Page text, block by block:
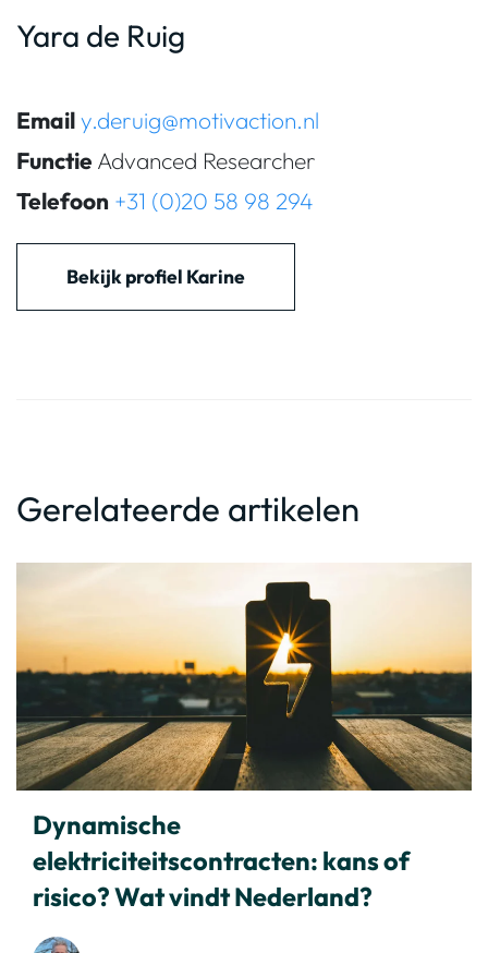
Yara de Ruig
Emaily.deruig@motivaction.nl
Functie Advanced Researcher
Telefoon +31 (0)20 58 98 294
Bekijk profiel Karine
Gerelateerde artikelen
Dynamische
elektriciteitscontracten: kans of
risico? Wat vindt Nederland?